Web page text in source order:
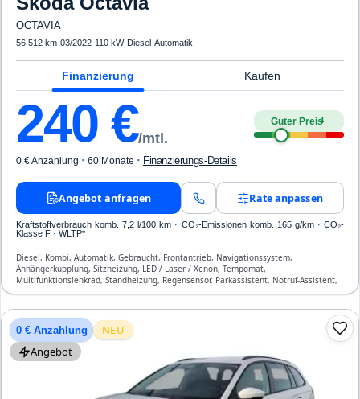
OCTAVIA
56.512 km·03/2022· 110 kW· Diesel·Automatik
Finanzierung Kaufen
240 €/mtl.
Guter Preis4
0 € Anzahlung · 60 Monate · Finanzierungs-Details
Angebot anfragen Rate anpassen
Kraftstoffverbrauch komb. 7,2 l/100 km · CO₂-Emissionen komb. 165 g/km · CO₂-
Klasse F · WLTP*
Diesel, Kombi, Automatik, Gebraucht, Frontantrieb, Navigationssystem,
Anhängerkupplung, Sitzheizung, LED / Laser / Xenon, Tempomat,
Multifunktionslenkrad, Standheizung, Regensensor, Parkassistent, Notruf-Assistent,
Lichtsensor, Start/Stopp-Automatik, Bluetooth, Freisprecheinrichtung,
0 € Anzahlung
NEU
Angebot